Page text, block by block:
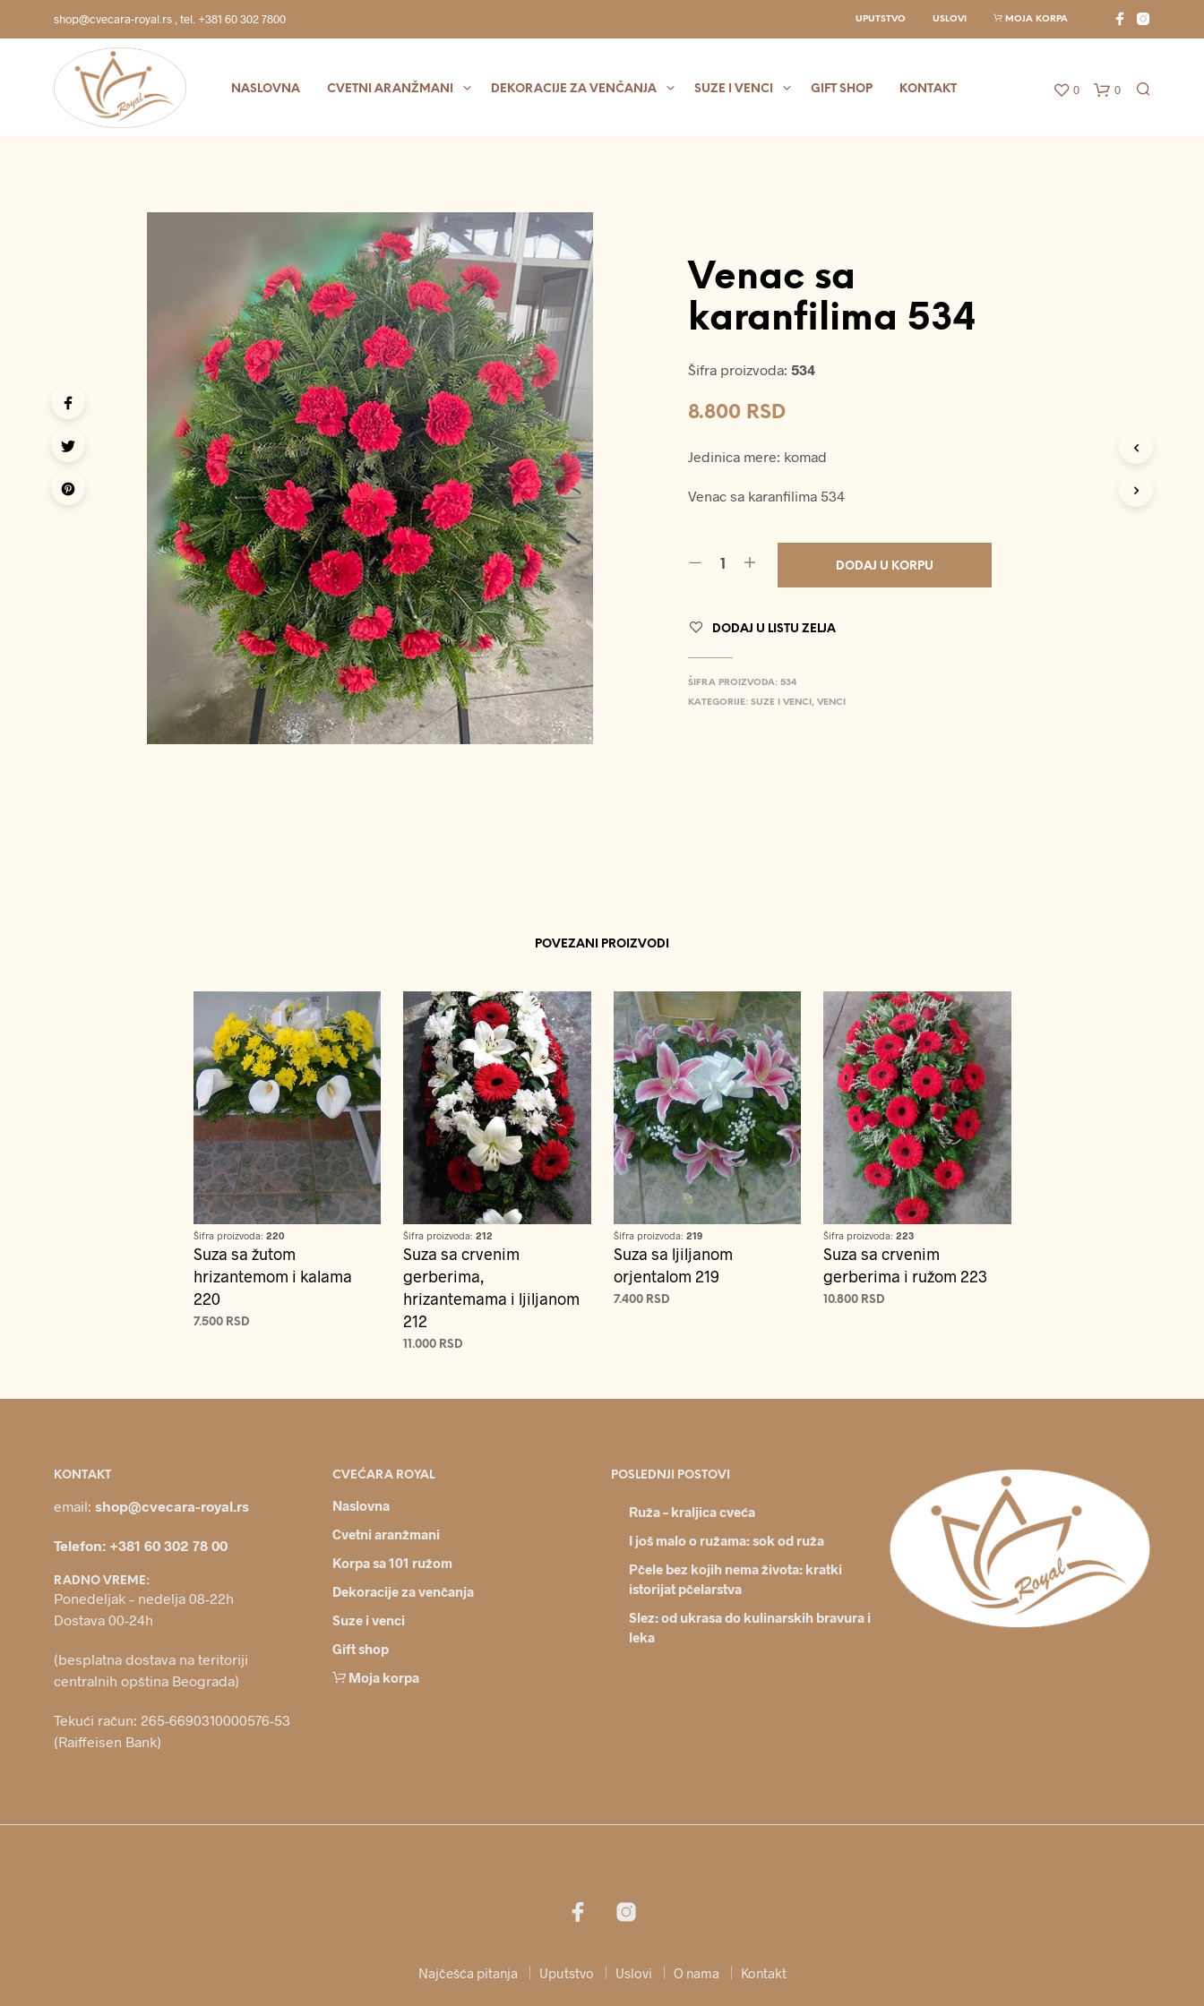
shop@cvecara-royal.rs tel. +381 60 302 7800 UPUTSTVO USLOVI MOJA KORPA
0 0
NASLOVNA CVETNI ARANŽMANI DEKORACIJE ZA VENČANJA SUZE I VENCI GIFT SHOP KONTAKT
Venac sa
karanfilima 534
Šifra proizvoda:534
8.800 RSD
Jedinica mere: komad
Venac sa karanfilima 534
DODAJ U KORPU
DODAJ U LISTU ZELJA
ŠIFRA PROIZVODA:534
KATEGORIJE:SUZE I VENCI ,VENCI
POVEZANI PROIZVODI
Šifra proizvoda: 220
Suza sa žutom
hrizantemom i kalama
220
7.500 RSD
Šifra proizvoda: 212
Suza sa crvenim
gerberima,
hrizantemama i ljiljanom
212
11.000 RSD
Šifra proizvoda: 219
Suza sa ljiljanom
orjentalom 219
7.400 RSD
Šifra proizvoda: 223
Suza sa crvenim
gerberima i ružom 223
10.800 RSD
KONTAKT
email: shop@cvecara-royal.rs
Telefon: +381 60 302 78 00
RADNO VREME:
Ponedeljak – nedelja 08-22h
Dostava 00-24h
(besplatna dostava na teritoriji
centralnih opština Beograda)
Tekući račun: 265-6690310000576-53
(Raiffeisen Bank)
CVEĆARA ROYAL
Naslovna
Cvetni aranžmani
Korpa sa 101 ružom
Dekoracije za venčanja
Suze i venci
Gift shop
Moja korpa
POSLEDNJI POSTOVI
Ruža – kraljica cveća
I još malo o ružama: sok od ruža
Pčele bez kojih nema života: kratki
istorijat pčelarstva
Slez: od ukrasa do kulinarskih bravura i
leka
Najčešća pitanja Uputstvo Uslovi O nama Kontakt